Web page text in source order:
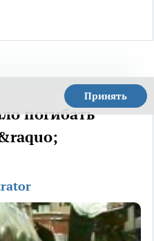
Принять
погибать